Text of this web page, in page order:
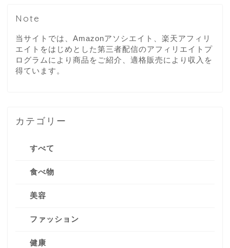
Note
当サイトでは、Amazonアソシエイト、楽天アフィリ
エイトをはじめとした第三者配信のアフィリエイトプ
ログラムにより商品をご紹介、適格販売により収入を
得ています。
カテゴリー
すべて
食べ物
美容
ファッション
健康